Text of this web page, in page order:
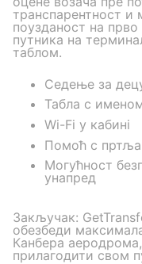
транспарентност
поузданост на
путника на
таблом.
Седење за
Табла с
Wi-Fi у кабинi
Помоћ с
Могућност
унапред
Закључак:
обезбеди
Канбера
прилагодити свом